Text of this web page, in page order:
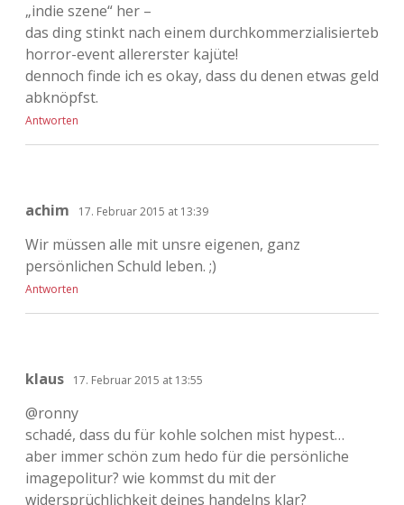
„indie szene“ her –
das ding stinkt nach einem durchkommerzialisierteb
horror-event allererster kajüte!
dennoch finde ich es okay, dass du denen etwas geld
abknöpfst.
Antworten
achim 17. Februar 2015 at 13:39
Wir müssen alle mit unsre eigenen, ganz
persönlichen Schuld leben. ;)
Antworten
klaus 17. Februar 2015 at 13:55
@ronny
schadé, dass du für kohle solchen mist hypest…
aber immer schön zum hedo für die persönliche
imagepolitur? wie kommst du mit der
widersprüchlichkeit deines handelns klar?